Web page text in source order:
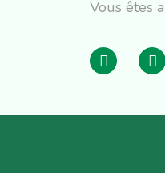
Vous êtes